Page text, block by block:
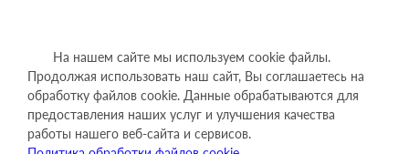
На нашем сайте мы используем cookie файлы.
Продолжая использовать наш сайт, Вы соглашаетесь на
обработку файлов cookie. Данные обрабатываются для
предоставления наших услуг и улучшения качества
работы нашего веб-сайта и сервисов.